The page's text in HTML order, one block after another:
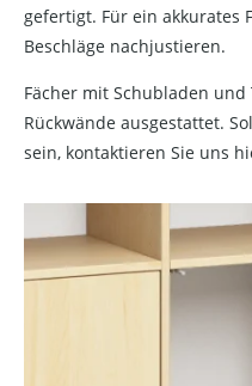
gefertigt. Für ein akkurates
Beschläge nachjustieren.
Fächer mit Schubladen
Rückwände ausgestattet.
sein, kontaktieren Sie uns